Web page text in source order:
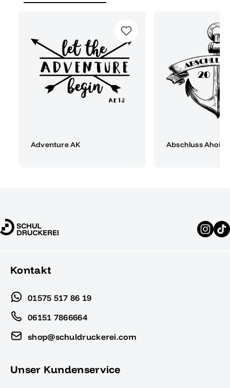
Adventure AK Abschluss Ahoi
Kontakt
01575 517 86 19
06151 7866664
shop@schuldruckerei.com
Unser Kundenservice